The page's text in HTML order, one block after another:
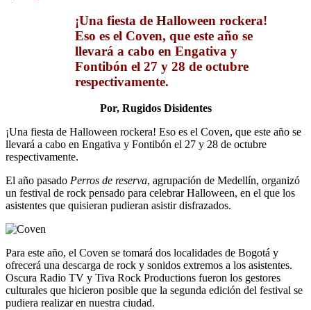
¡Una fiesta de Halloween rockera!
Eso es el Coven, que este año se
llevará a cabo en Engativa y
Fontibón el 27 y 28 de octubre
respectivamente.
Por, Rugidos Disidentes
¡Una fiesta de Halloween rockera! Eso es el Coven, que este año se
llevará a cabo en Engativa y Fontibón el 27 y 28 de octubre
respectivamente.
El año pasado Perros de reserva, agrupación de Medellín, organizó
un festival de rock pensado para celebrar Halloween, en el que los
asistentes que quisieran pudieran asistir disfrazados.
Para este año, el Coven se tomará dos localidades de Bogotá y
ofrecerá una descarga de rock y sonidos extremos a los asistentes.
Oscura Radio TV y Tiva Rock Productions fueron los gestores
culturales que hicieron posible que la segunda edición del festival se
pudiera realizar en nuestra ciudad.